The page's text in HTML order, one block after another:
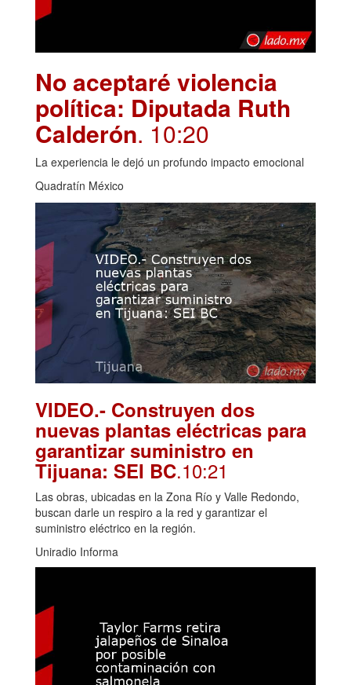
No aceptaré violencia
política: Diputada Ruth
Calderón. 10:20
La experiencia le dejó un profundo impacto emocional
Quadratín México
VIDEO.- Construyen dos
nuevas plantas eléctricas para
garantizar suministro en
Tijuana: SEI BC.10:21
Las obras, ubicadas en la Zona Río y Valle Redondo,
buscan darle un respiro a la red y garantizar el
suministro eléctrico en la región.
Uniradio Informa